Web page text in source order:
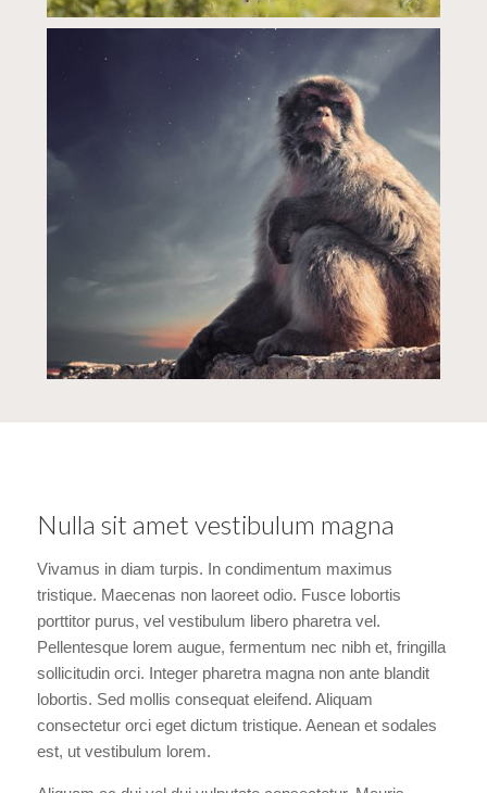
Nulla sit amet vestibulum magna
Vivamus in diam turpis. In condimentum maximus
tristique. Maecenas non laoreet odio. Fusce lobortis
porttitor purus, vel vestibulum libero pharetra vel.
Pellentesque lorem augue, fermentum nec nibh et, fringilla
sollicitudin orci. Integer pharetra magna non ante blandit
lobortis. Sed mollis consequat eleifend. Aliquam
consectetur orci eget dictum tristique. Aenean et sodales
est, ut vestibulum lorem.